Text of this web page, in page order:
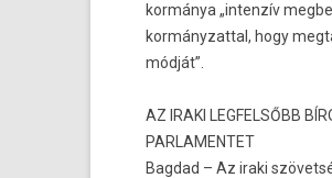
kormánya „in­ten­zív
kor­mányzatt­al, hogy
módját”.
AZ IRAKI LEG­FELSŐBB
PAR­LAMEN­TET
Bag­dad – Az iraki